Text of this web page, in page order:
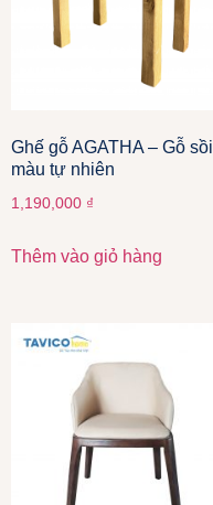
Ghế gỗ AGATHA – Gỗ sồi
màu tự nhiên
1,190,000 ₫
Thêm vào giỏ hàng